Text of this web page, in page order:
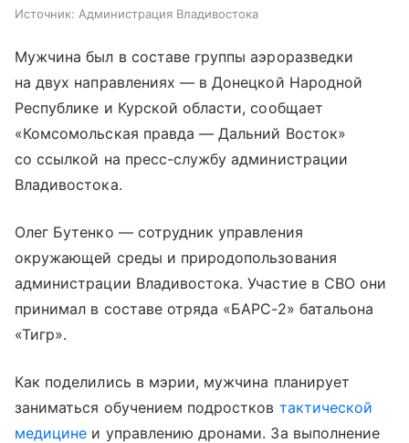
Источник: Администрация Владивостока
Мужчина был в составе группы аэроразведки
на двух направлениях — в Донецкой Народной
Республике и Курской области, сообщает
«Комсомольская правда — Дальний Восток»
со ссылкой на пресс-службу администрации
Владивостока.
Олег Бутенко — сотрудник управления
окружающей среды и природопользования
администрации Владивостока. Участие в СВО они
принимал в составе отряда «БАРС-2» батальона
«Тигр».
Как поделились в мэрии, мужчина планирует
заниматься обучением подростков тактической
медицине и управлению дронами. За выполнение